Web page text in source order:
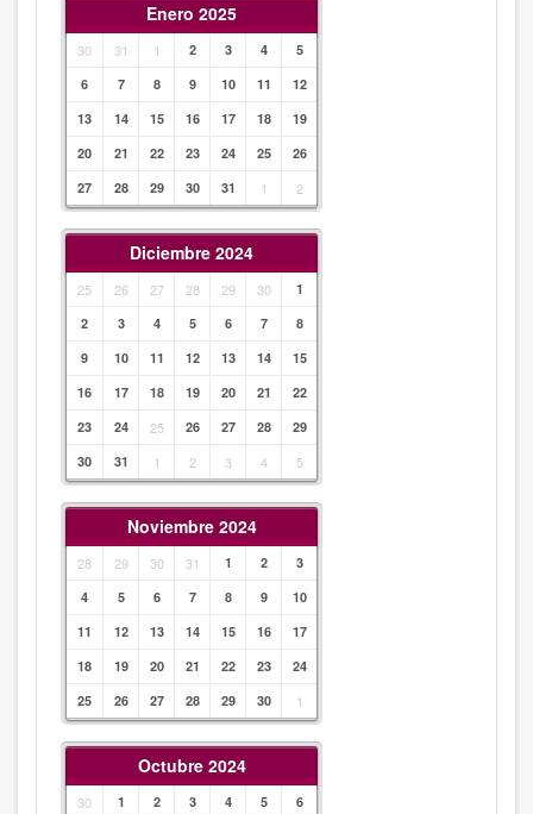
Enero 2025
30 31 1 2 3 4
5
6
7 8 9 10 11
12
13
14 15 16 17 18
19
20
21 22 23 24 25
26
27
28 29 30 31 1 2
Diciembre 2024
25 26 27 28 29 30
1
2
3 4 5 6 7
8
9
10 11 12 13 14
15
16
17 18 19 20 21
22
23
24 25 26 27 28
29
30
31 1 2 3 4 5
Noviembre 2024
28 29 30 31 1 2
3
4
5 6 7 8 9
10
11
12 13 14 15 16
17
18
19 20 21 22 23
24
25
26 27 28 29 30 1
Octubre 2024
30 1 2 3 4 5
6